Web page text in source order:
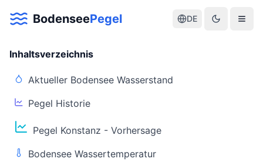
BodenseePegel DE
Inhaltsverzeichnis
Aktueller Bodensee Wasserstand
Pegel Historie
Pegel Konstanz - Vorhersage
Bodensee Wassertemperatur
Aktuelle Warnlage Bodensee
Aktueller Bodensee Pegel & Wasserstand
Live-Daten